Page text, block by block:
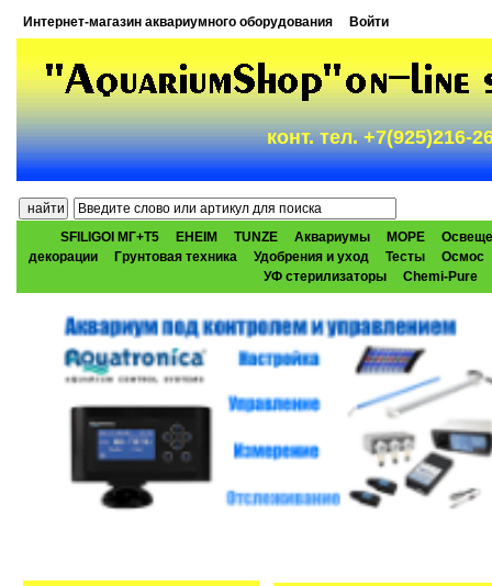
Интернет-магазин аквариумного оборудования Войти
конт. тел. +7(925)216-
SFILIGOI МГ+Т5 EHEIM TUNZE Аквариумы МОРЕ
декорации
Грунтовая техника Удобрения и уход Тесты
Осмос
УФ стерилизаторы
Chemi-Pure